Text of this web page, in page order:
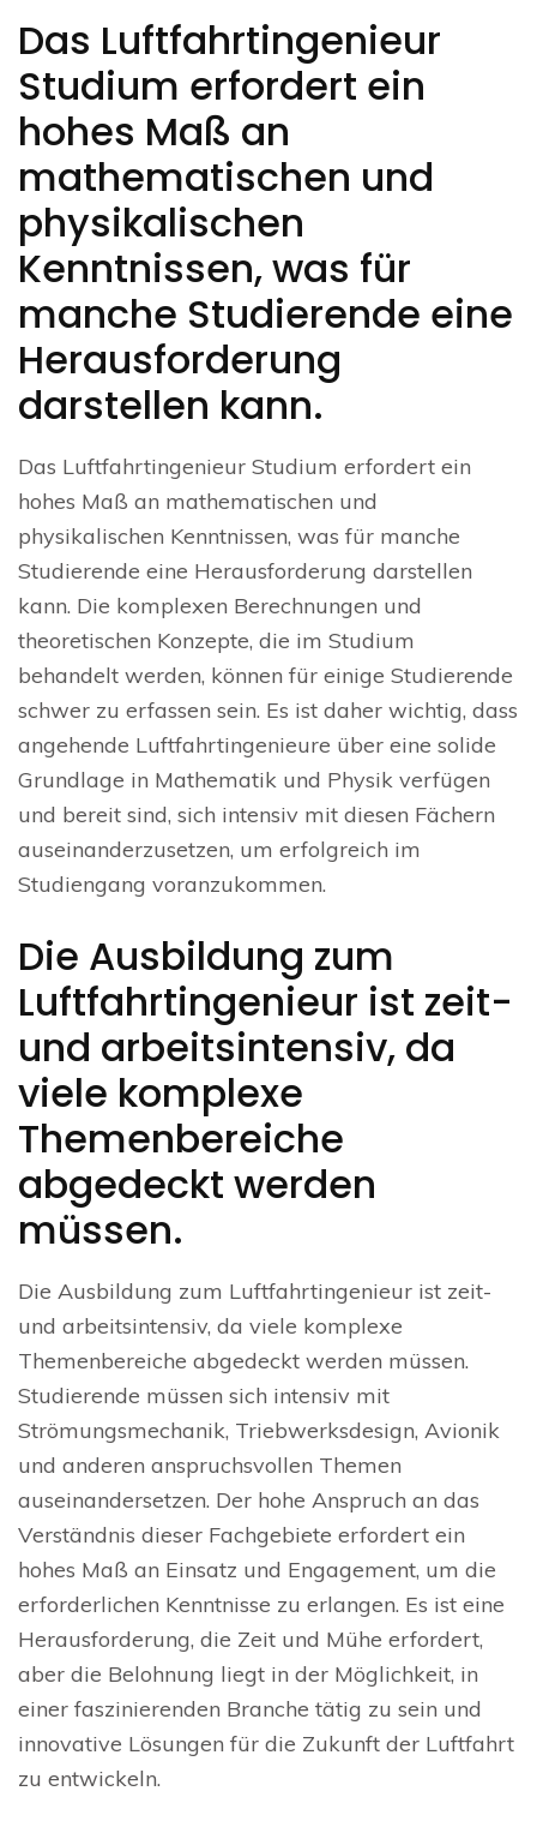
Das Luftfahrtingenieur
Studium erfordert ein
hohes Maß an
mathematischen und
physikalischen
Kenntnissen, was für
manche Studierende eine
Herausforderung
darstellen kann.
Das Luftfahrtingenieur Studium erfordert ein
hohes Maß an mathematischen und
physikalischen Kenntnissen, was für manche
Studierende eine Herausforderung darstellen
kann. Die komplexen Berechnungen und
theoretischen Konzepte, die im Studium
behandelt werden, können für einige Studierende
schwer zu erfassen sein. Es ist daher wichtig, dass
angehende Luftfahrtingenieure über eine solide
Grundlage in Mathematik und Physik verfügen
und bereit sind, sich intensiv mit diesen Fächern
auseinanderzusetzen, um erfolgreich im
Studiengang voranzukommen.
Die Ausbildung zum
Luftfahrtingenieur ist zeit-
und arbeitsintensiv, da
viele komplexe
Themenbereiche
abgedeckt werden
müssen.
Die Ausbildung zum Luftfahrtingenieur ist zeit-
und arbeitsintensiv, da viele komplexe
Themenbereiche abgedeckt werden müssen.
Studierende müssen sich intensiv mit
Strömungsmechanik, Triebwerksdesign, Avionik
und anderen anspruchsvollen Themen
auseinandersetzen. Der hohe Anspruch an das
Verständnis dieser Fachgebiete erfordert ein
hohes Maß an Einsatz und Engagement, um die
erforderlichen Kenntnisse zu erlangen. Es ist eine
Herausforderung, die Zeit und Mühe erfordert,
aber die Belohnung liegt in der Möglichkeit, in
einer faszinierenden Branche tätig zu sein und
innovative Lösungen für die Zukunft der Luftfahrt
zu entwickeln.